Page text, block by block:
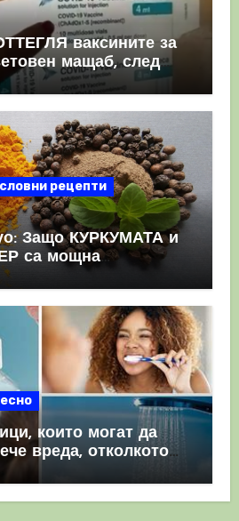
ваксините за
мащаб, след
те причиняват
рецепти
Защо КУРКУМАТА и
са мощна
които могат да
вреда, отколкото